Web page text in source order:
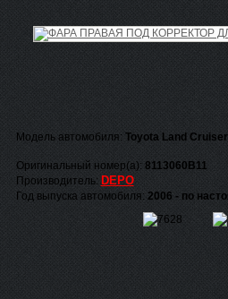
Модель автомобиля: Toyota Land
Оригинальный номер(а): 8113060B11
Производитель: DEPO
Год выпуска автомобиля: 2006 - по